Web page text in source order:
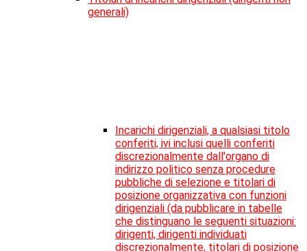
generali)
Incarichi dirigenziali, a qualsiasi titolo
conferiti, ivi inclusi quelli conferiti
discrezionalmente dall'organo di
indirizzo politico senza procedure
pubbliche di selezione e titolari di
posizione organizzativa con funzioni
dirigenziali (da pubblicare in tabelle
che distinguano le seguenti situazioni:
dirigenti, dirigenti individuati
discrezionalmente, titolari di posizione